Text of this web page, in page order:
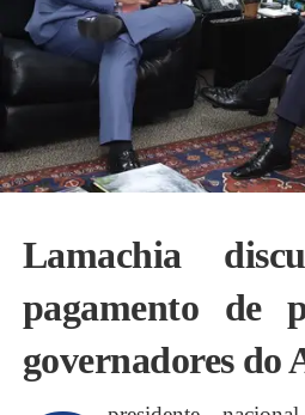
Lamachia
pagamento de
governadores do